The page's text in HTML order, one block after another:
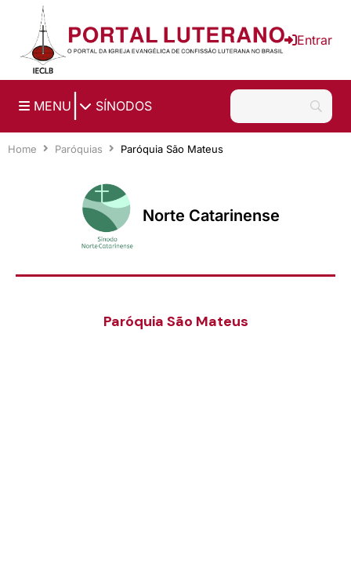
Ir para o conteúdo principal
Entrar
MENU SÍNODOS
Home Paróquias Paróquia São Mateus
Norte Catarinense
Paróquia São Mateus